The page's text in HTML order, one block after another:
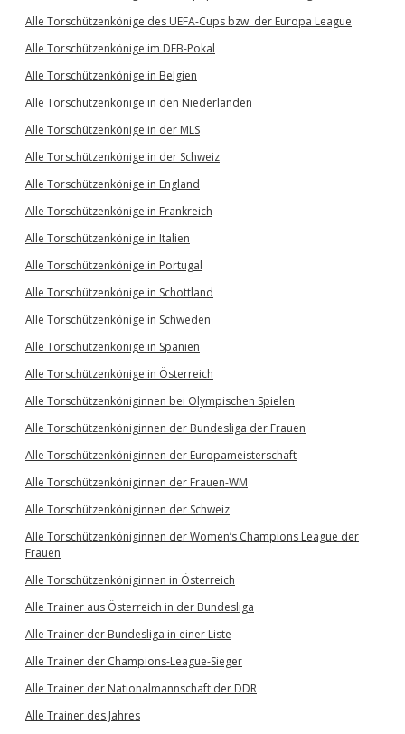
Alle Torschützenkönige des UEFA-Cups bzw. der Europa League
Alle Torschützenkönige im DFB-Pokal
Alle Torschützenkönige in Belgien
Alle Torschützenkönige in den Niederlanden
Alle Torschützenkönige in der MLS
Alle Torschützenkönige in der Schweiz
Alle Torschützenkönige in England
Alle Torschützenkönige in Frankreich
Alle Torschützenkönige in Italien
Alle Torschützenkönige in Portugal
Alle Torschützenkönige in Schottland
Alle Torschützenkönige in Schweden
Alle Torschützenkönige in Spanien
Alle Torschützenkönige in Österreich
Alle Torschützenköniginnen bei Olympischen Spielen
Alle Torschützenköniginnen der Bundesliga der Frauen
Alle Torschützenköniginnen der Europameisterschaft
Alle Torschützenköniginnen der Frauen-WM
Alle Torschützenköniginnen der Schweiz
Alle Torschützenköniginnen der Women’s Champions League der
Frauen
Alle Torschützenköniginnen in Österreich
Alle Trainer aus Österreich in der Bundesliga
Alle Trainer der Bundesliga in einer Liste
Alle Trainer der Champions-League-Sieger
Alle Trainer der Nationalmannschaft der DDR
Alle Trainer des Jahres